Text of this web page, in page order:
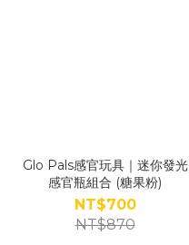
Glo Pals感官玩具｜迷你發光
感官瓶組合 (糖果粉)
NT$700
NT$870